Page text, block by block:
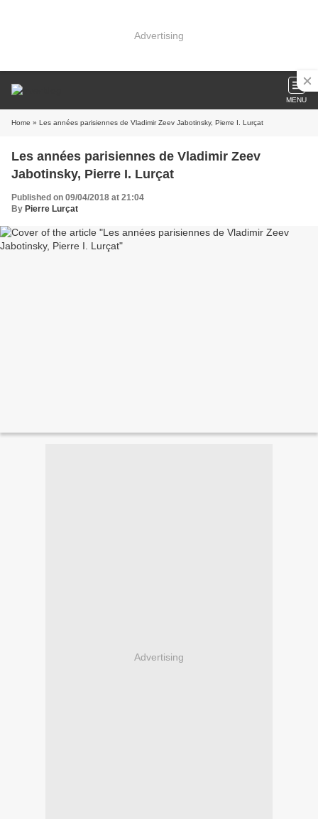
Advertising
MENU
Home » Les années parisiennes de Vladimir Zeev Jabotinsky, Pierre I. Lurçat
Les années parisiennes de Vladimir Zeev
Jabotinsky, Pierre I. Lurçat
Published on 09/04/2018 at 21:04
By Pierre Lurçat
Advertising